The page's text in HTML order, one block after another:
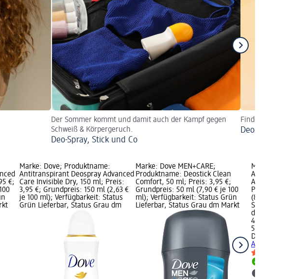
Der Sommer kommt und damit auch der Kampf gegen
Schweiß & Körpergeruch.
Deo-Spray, Stick und Co
Finden Sie
Deo ohne
€;
Marke: Dove; Produktname:
Antitranspirant Deospray Advanced
Care Invisible Dry, 150 ml; Preis:
3,95 €; Grundpreis: 150 ml (2,63 €
je 100 ml); Verfügbarkeit: Status
Grün Lieferbar, Status Grau dm
Marke: Dove MEN+CARE;
Produktname: Deostick Clean
Comfort, 50 ml; Preis: 3,95 €;
Grundpreis: 50 ml (7,90 € je 100
ml); Verfügbarkeit: Status Grün
Lieferbar, Status Grau dm Markt
Marke:
Advanced
Preis: 4,15
(8,30 € je
Status
dm Markt
4,15 €
50 ml (8,30
Dove
Advanced